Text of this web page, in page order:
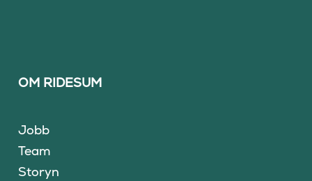
OM RIDESUM
Jobb
Team
Storyn